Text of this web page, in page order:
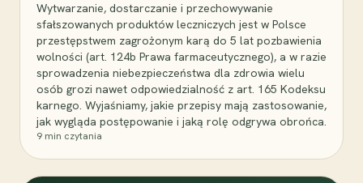
Wytwarzanie, dostarczanie i przechowywanie
sfałszowanych produktów leczniczych jest w Polsce
przestępstwem zagrożonym karą do 5 lat pozbawienia
wolności (art. 124b Prawa farmaceutycznego), a w razie
sprowadzenia niebezpieczeństwa dla zdrowia wielu
osób grozi nawet odpowiedzialność z art. 165 Kodeksu
karnego. Wyjaśniamy, jakie przepisy mają zastosowanie,
jak wygląda postępowanie i jaką rolę odgrywa obrońca.
9 min czytania